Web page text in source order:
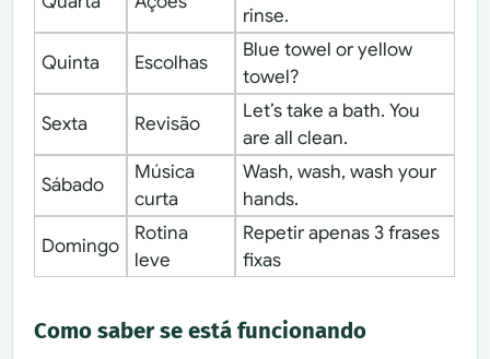
rinse.
Quinta Escolhas
Blue towel or yellow
towel?
Sexta Revisão
Let’s take a bath. You
are all clean.
Sábado
Música
curta
Wash, wash, wash your
hands.
Domingo
Rotina
leve
Repetir apenas 3 frases
fixas
Como saber se está funcionando